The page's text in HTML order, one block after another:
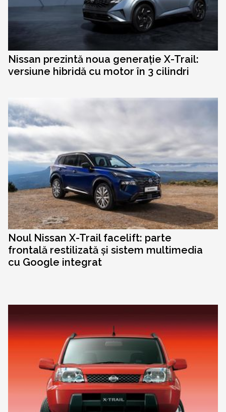
Nissan prezintă noua generație X-Trail:
versiune hibridă cu motor în 3 cilindri
Noul Nissan X-Trail facelift: parte
frontală restilizată și sistem multimedia
cu Google integrat